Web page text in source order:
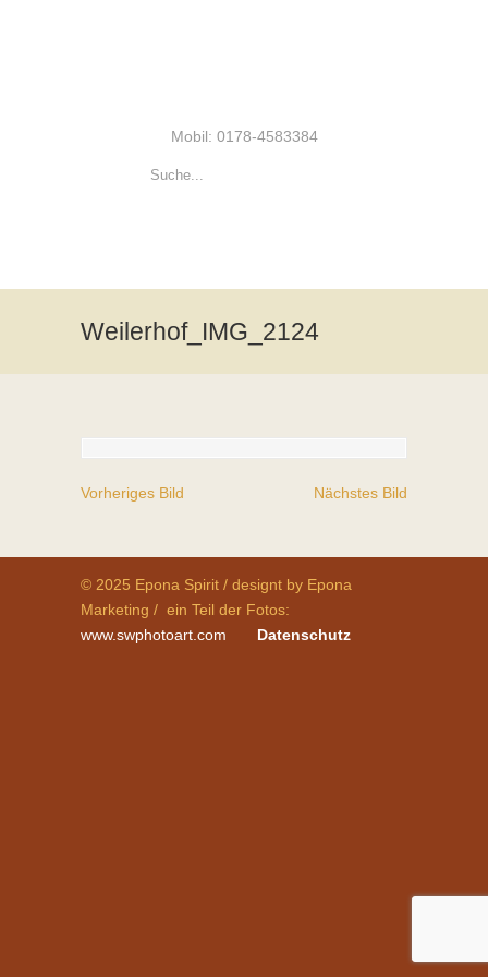
Mobil: 0178-4583384
Weilerhof_IMG_2124
Vorheriges Bild Nächstes Bild
© 2025 Epona Spirit / designt by Epona
Marketing / ein Teil der Fotos:
www.swphotoart.com
Datenschutz